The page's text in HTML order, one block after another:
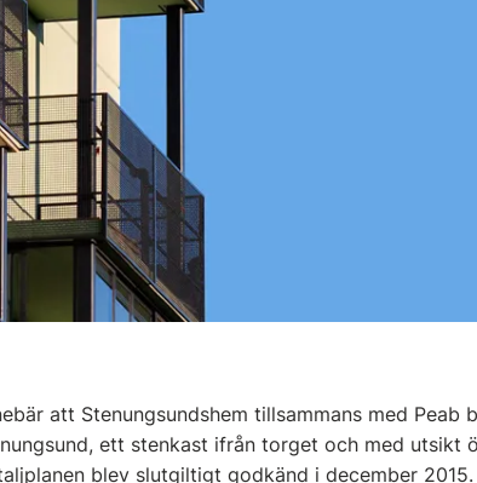
att Stenungsundshem tillsammans med Peab
ett stenkast ifrån torget och med utsikt
blev slutgiltigt godkänd i december 2015.